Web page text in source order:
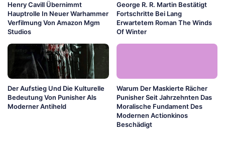
Henry Cavill Übernimmt
Hauptrolle In Neuer Warhammer
Verfilmung Von Amazon Mgm
Studios
George R. R. Martin Bestätigt
Fortschritte Bei Lang
Erwartetem Roman The Winds
Of Winter
Der Aufstieg Und Die Kulturelle
Bedeutung Von Punisher Als
Moderner Antiheld
Warum Der Maskierte Rächer
Punisher Seit Jahrzehnten Das
Moralische Fundament Des
Modernen Actionkinos
Beschädigt